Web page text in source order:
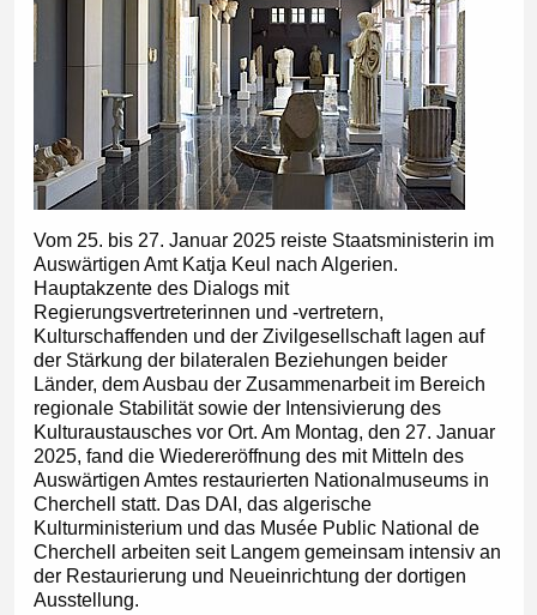
Vom 25. bis 27. Januar 2025 reiste Staatsministerin im
Auswärtigen Amt Katja Keul nach Algerien.
Hauptakzente des Dialogs mit
Regierungsvertreterinnen und -vertretern,
Kulturschaffenden und der Zivilgesellschaft lagen auf
der Stärkung der bilateralen Beziehungen beider
Länder, dem Ausbau der Zusammenarbeit im Bereich
regionale Stabilität sowie der Intensivierung des
Kulturaustausches vor Ort. Am Montag, den 27. Januar
2025, fand die Wiedereröffnung des mit Mitteln des
Auswärtigen Amtes restaurierten Nationalmuseums in
Cherchell statt. Das DAI, das algerische
Kulturministerium und das Musée Public National de
Cherchell arbeiten seit Langem gemeinsam intensiv an
der Restaurierung und Neueinrichtung der dortigen
Ausstellung.